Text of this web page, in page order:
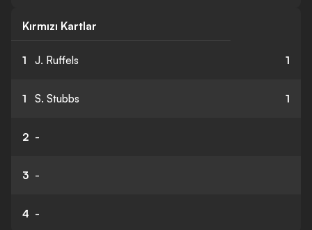
Kırmızı Kartlar
1 J. Ruffels 1
1 S. Stubbs 1
2 -
3 -
4 -